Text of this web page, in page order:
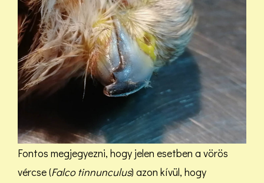
Fontos megjegyezni, hogy jelen esetben a vörös
vércse (Falco tinnunculus) azon kívül, hogy